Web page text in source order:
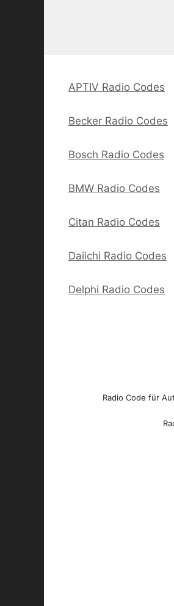
APTIV Radio Codes
Becker Radio Codes
Bosch Radio Codes
BMW Radio Codes
Citan Radio Codes
Daiichi Radio Codes
Delphi Radio Codes
Radio Code für